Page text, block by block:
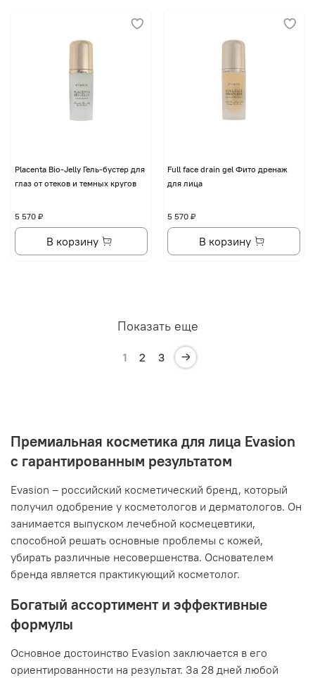
Placenta Bio-Jelly Гель-бустер для
глаз от отеков и темных кругов
5 570 ₽
В корзину
Full face drain gel Фито дренаж
для лица
5 570 ₽
В корзину
Показать еще
1 2 3
Премиальная косметика для лица Evasion
с гарантированным результатом
Evasion – российский косметический бренд, который
получил одобрение у косметологов и дерматологов. Он
занимается выпуском лечебной космецевтики,
способной решать основные проблемы с кожей,
убирать различные несовершенства. Основателем
бренда является практикующий косметолог.
Богатый ассортимент и эффективные
формулы
Основное достоинство Evasion заключается в его
ориентированности на результат. За 28 дней любой